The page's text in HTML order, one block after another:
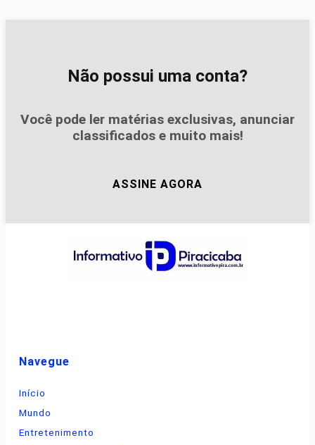
Não possui uma conta?
Você pode ler matérias exclusivas, anunciar
classificados e muito mais!
ASSINE AGORA
Navegue
Início
Mundo
Entretenimento